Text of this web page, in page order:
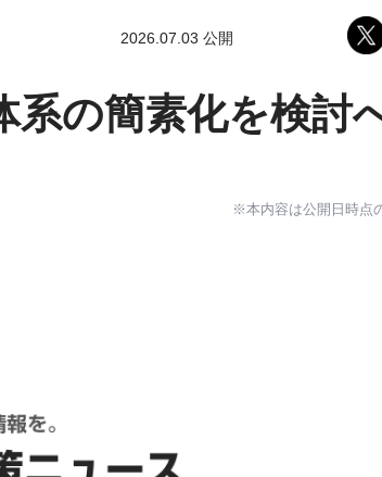
2026.07.03 公開
系の簡素化を検討
※本内容は公開日時点